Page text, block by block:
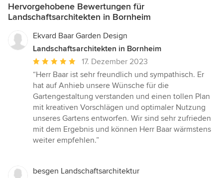
Hervorgehobene Bewertungen für
Landschaftsarchitekten in Bornheim
Ekvard Baar Garden Design
Landschaftsarchitekten in Bornheim
Durchschnittliche
Bewertung:
5
von
5
Sternen
17. Dezember 2023
“Herr Baar ist sehr freundlich und sympathisch. Er
hat auf Anhieb unsere Wünsche für die
Gartengestaltung verstanden und einen tollen Plan
mit kreativen Vorschlägen und optimaler Nutzung
unseres Gartens entworfen. Wir sind sehr zufrieden
mit dem Ergebnis und können Herr Baar wärmstens
weiter empfehlen.”
besgen Landschaftsarchitektur